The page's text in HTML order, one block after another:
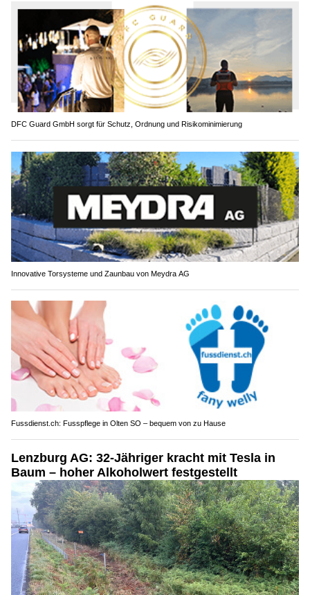
DFC Guard GmbH sorgt für Schutz, Ordnung und Risikominimierung
Innovative Torsysteme und Zaunbau von Meydra AG
Fussdienst.ch: Fusspflege in Olten SO – bequem von zu Hause
Lenzburg AG: 32-Jähriger kracht mit Tesla in
Baum – hoher Alkoholwert festgestellt